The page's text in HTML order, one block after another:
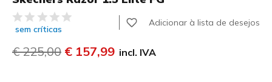
5 de 5 – Classificação do cliente
sem críticas
Adicionar à lista de desejos
Preço com desconto de
€ 225,00 para
€ 157,99 incl. IVA